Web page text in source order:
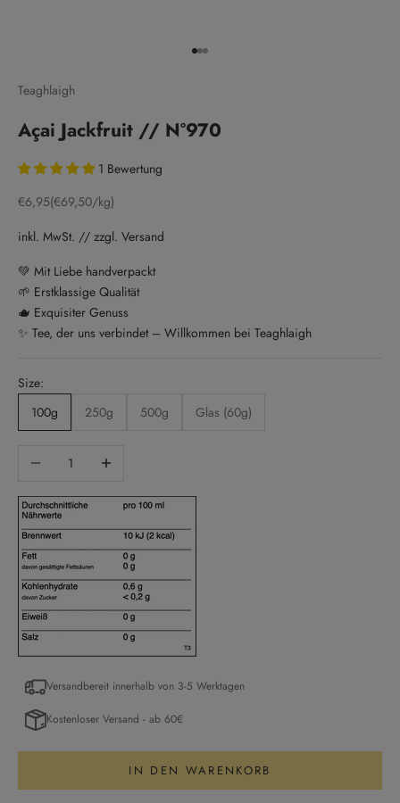
Gehe zu Element 1
Gehe zu Element 2
Gehe zu Element 3
Teaghlaigh
Açai Jackfruit // N°970
1 Bewertung
Angebot
€6,95(€69,50/kg)
inkl. MwSt. // zzgl. Versand
💚 Mit Liebe handverpackt
🌱 Erstklassige Qualität
🫖 Exquisiter Genuss
✨ Tee, der uns verbindet – Willkommen bei Teaghlaigh
Size:
100g
250g 500g Glas (60g)
Anzahl verringernAnzahl erhöhen
Versandbereit innerhalb von 3-5 Werktagen
Kostenloser Versand - ab 60€
IN DEN WARENKORB